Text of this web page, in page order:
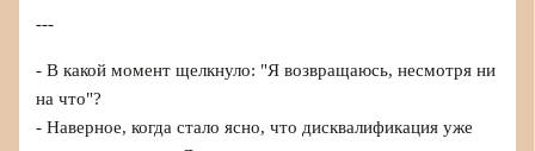
---
- В какой момент щелкнуло: "Я возвращаюсь, несмотря ни
на что"?
- Наверное, когда стало ясно, что дисквалификация уже